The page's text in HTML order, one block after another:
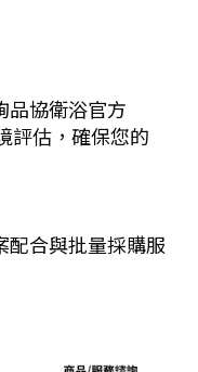
品協衛浴官方
評估，確保您的
配合與批量採購服